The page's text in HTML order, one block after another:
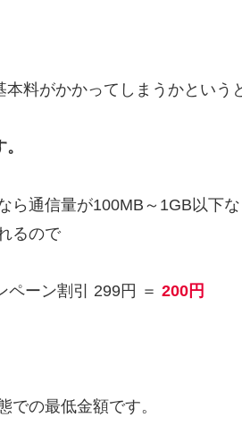
料がかかってしまうかという
ら通信量が100MB～1GB以下な
るので
ペーン割引 299円 ＝ 200円
での最低金額です。